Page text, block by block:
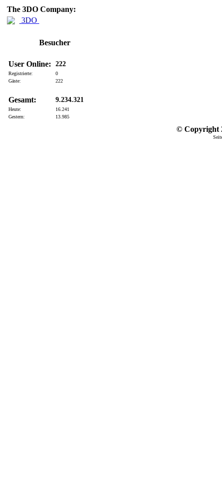
The 3DO Company:
3DO
Besucher
User Online: 222
Registrierte:
0
Gäste:
222
Gesamt: 9.234.321
Heute:
16.241
Gestern:
13.985
© Copyright